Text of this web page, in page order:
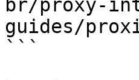
br/proxy-
guides/
```